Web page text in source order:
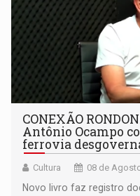
CONEXÃO
Antônio Ocampo
ferrovia
Cultura 08 de
Novo livro faz registro